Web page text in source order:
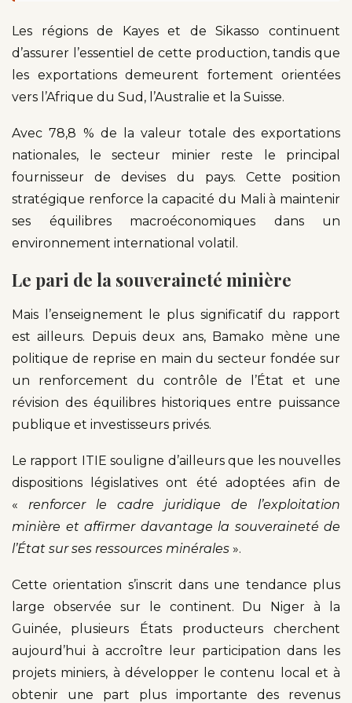
Les régions de Kayes et de Sikasso continuent
d’assurer l’essentiel de cette production, tandis que
les exportations demeurent fortement orientées
vers l’Afrique du Sud, l’Australie et la Suisse.
Avec 78,8 % de la valeur totale des exportations
nationales, le secteur minier reste le principal
fournisseur de devises du pays. Cette position
stratégique renforce la capacité du Mali à maintenir
ses équilibres macroéconomiques dans un
environnement international volatil.
Le pari de la souveraineté minière
Mais l’enseignement le plus significatif du rapport
est ailleurs. Depuis deux ans, Bamako mène une
politique de reprise en main du secteur fondée sur
un renforcement du contrôle de l’État et une
révision des équilibres historiques entre puissance
publique et investisseurs privés.
Le rapport ITIE souligne d’ailleurs que les nouvelles
dispositions législatives ont été adoptées afin de
« renforcer le cadre juridique de l’exploitation
minière et affirmer davantage la souveraineté de
l’État sur ses ressources minérales ».
Cette orientation s’inscrit dans une tendance plus
large observée sur le continent. Du Niger à la
Guinée, plusieurs États producteurs cherchent
aujourd’hui à accroître leur participation dans les
projets miniers, à développer le contenu local et à
obtenir une part plus importante des revenus